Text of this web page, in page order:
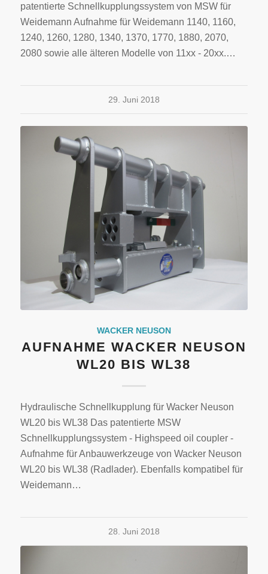
patentierte Schnellkupplungssystem von MSW für
Weidemann Aufnahme für Weidemann 1140, 1160,
1240, 1260, 1280, 1340, 1370, 1770, 1880, 2070,
2080 sowie alle älteren Modelle von 11xx - 20xx.…
29. Juni 2018
WACKER NEUSON
AUFNAHME WACKER NEUSON
WL20 BIS WL38
Hydraulische Schnellkupplung für Wacker Neuson
WL20 bis WL38 Das patentierte MSW
Schnellkupplungssystem - Highspeed oil coupler -
Aufnahme für Anbauwerkzeuge von Wacker Neuson
WL20 bis WL38 (Radlader). Ebenfalls kompatibel für
Weidemann…
28. Juni 2018